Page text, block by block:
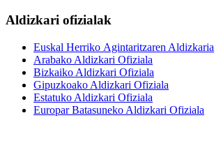
Aldizkari ofizialak
Euskal Herriko Agintaritzaren Aldizkaria
Arabako Aldizkari Ofiziala
Bizkaiko Aldizkari Ofiziala
Gipuzkoako Aldizkari Ofiziala
Estatuko Aldizkari Ofiziala
Europar Batasuneko Aldizkari Ofiziala